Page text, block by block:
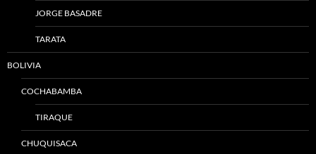
JORGE BASADRE
TARATA
BOLIVIA
COCHABAMBA
TIRAQUE
CHUQUISACA